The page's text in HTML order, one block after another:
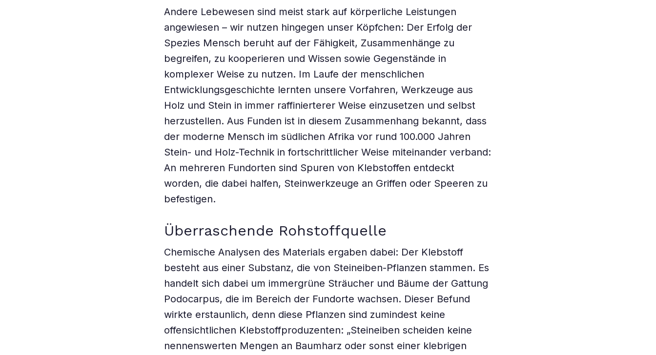
Andere Lebewesen sind meist stark auf körperliche Leistungen
angewiesen – wir nutzen hingegen unser Köpfchen: Der Erfolg der
Spezies Mensch beruht auf der Fähigkeit, Zusammenhänge zu
begreifen, zu kooperieren und Wissen sowie Gegenstände in
komplexer Weise zu nutzen. Im Laufe der menschlichen
Entwicklungsgeschichte lernten unsere Vorfahren, Werkzeuge aus
Holz und Stein in immer raffinierterer Weise einzusetzen und selbst
herzustellen. Aus Funden ist in diesem Zusammenhang bekannt, dass
der moderne Mensch im südlichen Afrika vor rund 100.000 Jahren
Stein- und Holz-Technik in fortschrittlicher Weise miteinander verband:
An mehreren Fundorten sind Spuren von Klebstoffen entdeckt
worden, die dabei halfen, Steinwerkzeuge an Griffen oder Speeren zu
befestigen.
Überraschende Rohstoffquelle
Chemische Analysen des Materials ergaben dabei: Der Klebstoff
besteht aus einer Substanz, die von Steineiben-Pflanzen stammen. Es
handelt sich dabei um immergrüne Sträucher und Bäume der Gattung
Podocarpus, die im Bereich der Fundorte wachsen. Dieser Befund
wirkte erstaunlich, denn diese Pflanzen sind zumindest keine
offensichtlichen Klebstoffproduzenten: „Steineiben scheiden keine
nennenswerten Mengen an Baumharz oder sonst einer klebrigen